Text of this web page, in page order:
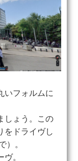
いフォルムに
しょう。この
をドライヴし
）。
。